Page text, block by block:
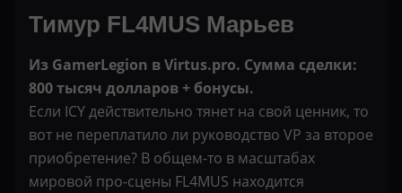
Тимур FL4MUS Марьев
Из GamerLegion в Virtus.pro. Сумма сделки:
800 тысяч долларов + бонусы.
Если ICY действительно тянет на свой ценник, то
вот не переплатило ли руководство VP за второе
приобретение? В общем-то в масштабах
мировой про-сцены FL4MUS находится